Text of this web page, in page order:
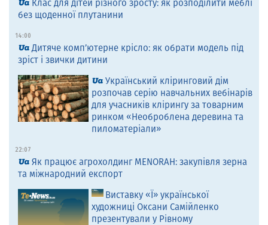
Клас для дітей різного зросту: як розподілити меблі
без щоденної плутанини
14:00
Дитяче комп’ютерне крісло: як обрати модель під
зріст і звички дитини
Український кліринговий дім
розпочав серію навчальних вебінарів
для учасників клірингу за товарним
ринком «Необроблена деревина та
пиломатеріали»
22:07
Як працює агрохолдинг MENORAH: закупівля зерна
та міжнародний експорт
Виставку «Ї» української
художниці Оксани Самійленко
презентували у Рівному